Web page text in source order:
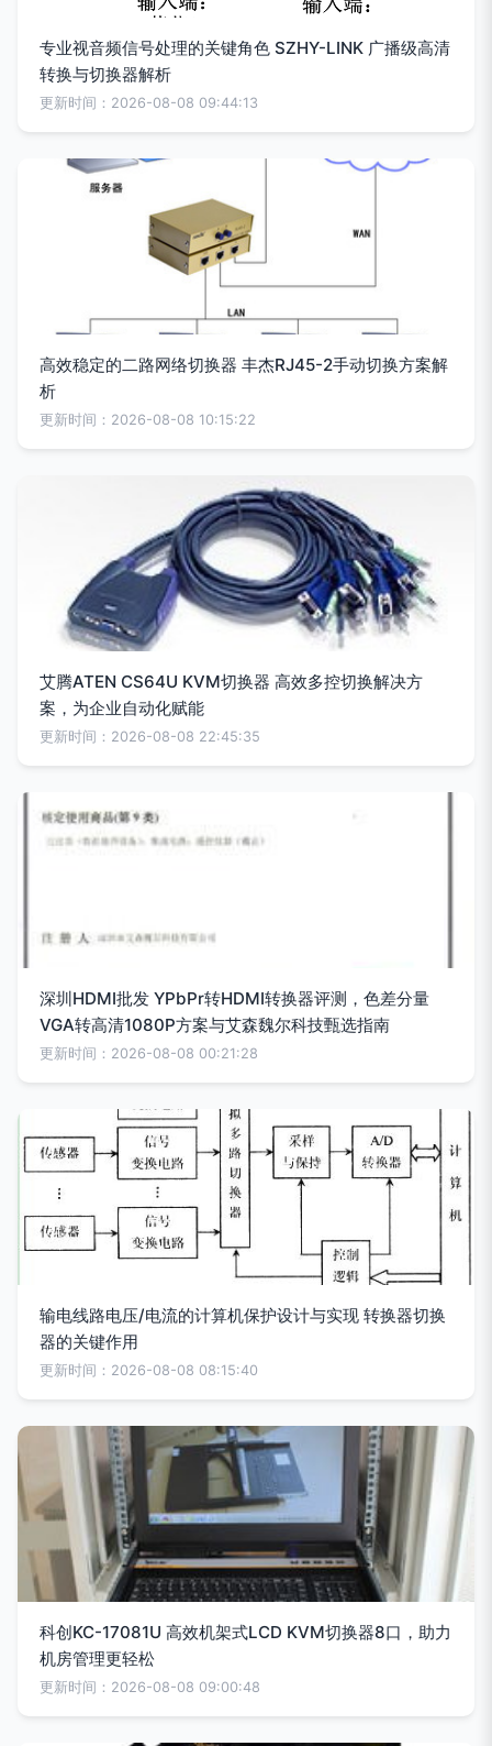
专业视音频信号处理的关键角色 SZHY-LINK 广播级高清
转换与切换器解析
更新时间：2026-08-08 09:44:13
高效稳定的二路网络切换器 丰杰RJ45-2手动切换方案解
析
更新时间：2026-08-08 10:15:22
艾腾ATEN CS64U KVM切换器 高效多控切换解决方
案，为企业自动化赋能
更新时间：2026-08-08 22:45:35
深圳HDMI批发 YPbPr转HDMI转换器评测，色差分量
VGA转高清1080P方案与艾森魏尔科技甄选指南
更新时间：2026-08-08 00:21:28
输电线路电压/电流的计算机保护设计与实现 转换器切换
器的关键作用
更新时间：2026-08-08 08:15:40
科创KC-17081U 高效机架式LCD KVM切换器8口，助力
机房管理更轻松
更新时间：2026-08-08 09:00:48